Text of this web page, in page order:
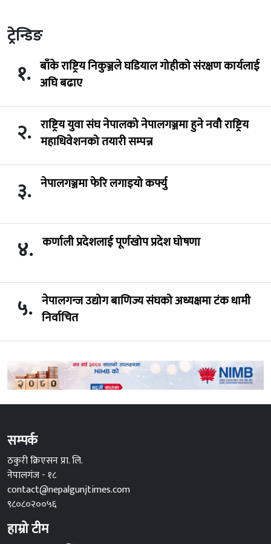
ट्रेन्डिङ
१. बाँके राष्ट्रिय निकुञ्जले घडियाल गोहीको संरक्षण कार्यलाई
अघि बढाए
२. राष्ट्रिय युवा संघ नेपालको नेपालगञ्जमा हुने नवौ राष्ट्रिय
महाधिवेशनको तयारी सम्पन्न
३. नेपालगञ्जमा फेरि लगाइयो कर्फ्यु
४. कर्णाली प्रदेशलाई पूर्णखोप प्रदेश घोषणा
५. नेपालगन्ज उद्योग बाणिज्य संघको अध्यक्षमा टंक धामी
निर्वाचित
सम्पर्क
ठकुरी क्रिएसन प्रा. लि.
नेपालगंज - १८
contact@nepalgunjtimes.com
९८०८०२००५६
हाम्रो टीम